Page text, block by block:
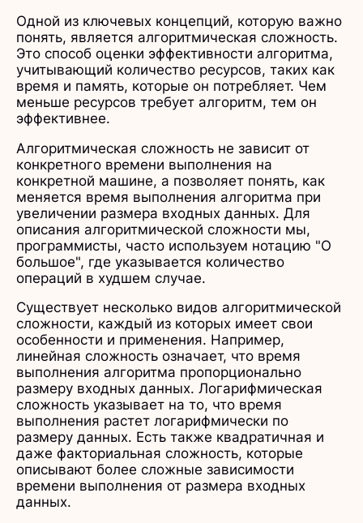
Одной из ключевых концепций, которую важно
понять, является алгоритмическая сложность.
Это способ оценки эффективности алгоритма,
учитывающий количество ресурсов, таких как
время и память, которые он потребляет. Чем
меньше ресурсов требует алгоритм, тем он
эффективнее.
Алгоритмическая сложность не зависит от
конкретного времени выполнения на
конкретной машине, а позволяет понять, как
меняется время выполнения алгоритма при
увеличении размера входных данных. Для
описания алгоритмической сложности мы,
программисты, часто используем нотацию "О
большое", где указывается количество
операций в худшем случае.
Существует несколько видов алгоритмической
сложности, каждый из которых имеет свои
особенности и применения. Например,
линейная сложность означает, что время
выполнения алгоритма пропорционально
размеру входных данных. Логарифмическая
сложность указывает на то, что время
выполнения растет логарифмически по
размеру данных. Есть также квадратичная и
даже факториальная сложность, которые
описывают более сложные зависимости
времени выполнения от размера входных
данных.